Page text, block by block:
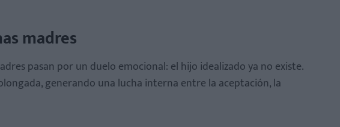
madres
pasan por un duelo emocional: el hijo idealizado ya no existe.
generando una lucha interna entre la aceptación, la